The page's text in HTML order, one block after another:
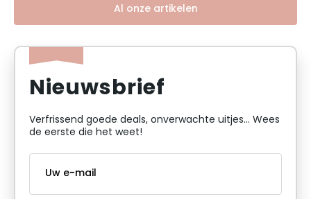
Al onze artikelen
Nieuwsbrief
Verfrissend goede deals, onverwachte uitjes... Wees
de eerste die het weet!